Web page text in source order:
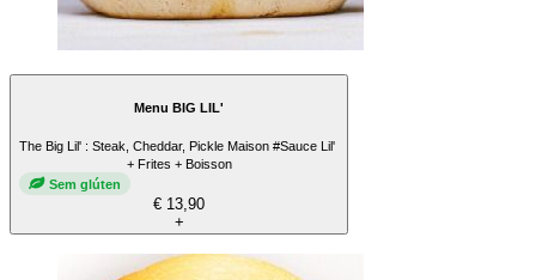
Menu BIG LIL'
The Big Lil' : Steak, Cheddar, Pickle Maison #Sauce Lil'
+ Frites + Boisson
Sem glúten
€ 13,90
+